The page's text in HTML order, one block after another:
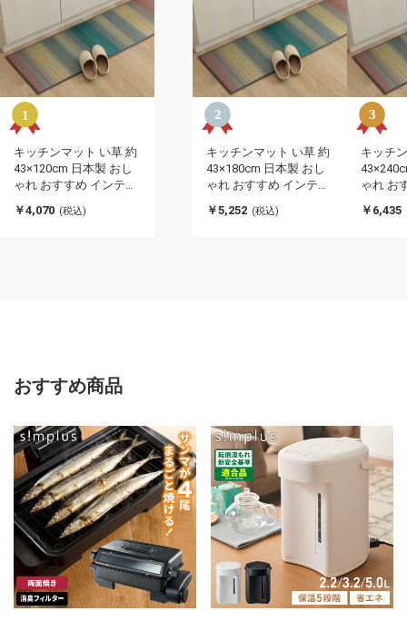
キッチンマット い草 約
43×120cm 日本製 おし
ゃれ おすすめ インテリ
い草ラグ 抗菌防臭 カー
￥4,070 (税込)
キッチンマット い草 約
43×180cm 日本製 おし
ゃれ おすすめ インテリ
い草ラグ 抗菌防臭 カー
￥5,252 (税込)
キッチ
ゃれ お
い草ラ
￥6,435
おすすめ商品